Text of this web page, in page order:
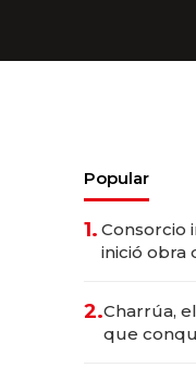
Popular
1. Consorcio
inició obra
millones
2.Charrúa,
que